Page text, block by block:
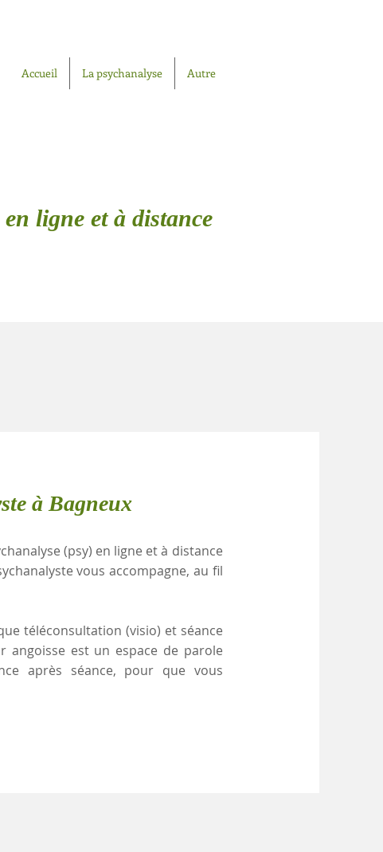
Accueil La psychanalyse Autre
ligne et à distance
à Bagneux
(psy) en ligne et à distance
vous accompagne, au fil
téléconsultation (visio) et séance
angoisse est un espace de parole
après séance, pour que vous